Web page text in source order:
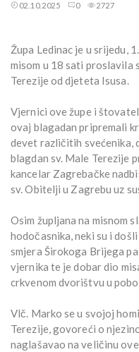
02.10.2025 0 2727
Župa Ledinac je u srijedu,
misom u 18 sati proslavila
Terezije od djeteta Isusa.
Vjernici ove župe i
ovaj blagadan pripremali
devet različitih svećenika,
blagdan sv. Male Terezije
kancelar Zagrebačke
sv. Obitelji u Zagrebu uz
Osim župljana na misnom
hodočasnika, neki su i
smjera Širokoga Brijega
vjernika te je dobar dio
crkvenom dvorištvu u
Vlč. Marko se u svojoj
Terezije, govoreći o
naglašavao na veličinu